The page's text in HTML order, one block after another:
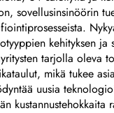
sovellusinsinöörin
kehityksen ja
tarjolla oleva
mikä tukee
uusia
kustannustehokkaita